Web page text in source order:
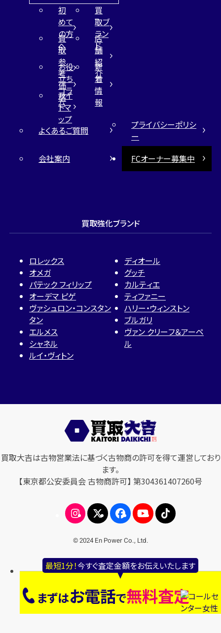
最短1分！今すぐ査定金額をお伝えいたします
まずはお電話で無料査定
初
めて
の方
へ
買
取ブ
ラン
ド
買
取
参
考
価
格
店
舗
紹
介
お役
立ち
コラ
ム
新
着
情
報
サイ
トマ
ップ
よくあるご質問
プライバシーポリシ
ー
会社案内
FCオーナー募集中
買取強化ブランド
ロレックス
オメガ
パテック フィリップ
オーデマ ピゲ
ヴァシュロン・コンスタン
タン
エルメス
シャネル
ルイ・ヴィトン
ディオール
グッチ
カルティエ
ティファニー
ハリー・ウィンストン
ブルガリ
ヴァン クリーフ＆アーペ
ル
買取大吉は古物営業法に基づく古物商の許可を得て運営しており
ます。
【東京都公安委員会 古物商許可】 第304361407260号
© 2024 En Power Co., Ltd.